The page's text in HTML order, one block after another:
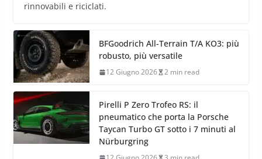
rinnovabili e riciclati.
BFGoodrich All-Terrain T/A KO3: più
robusto, più versatile
12 Giugno 2026 2 min read
Pirelli P Zero Trofeo RS: il
pneumatico che porta la Porsche
Taycan Turbo GT sotto i 7 minuti al
Nürburgring